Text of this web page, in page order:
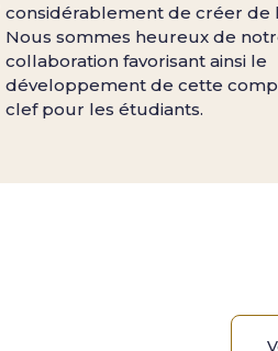
considérablement de créer de
Nous sommes heureux de
collaboration favorisant ainsi le
développement de cette
clef pour les étudiants.